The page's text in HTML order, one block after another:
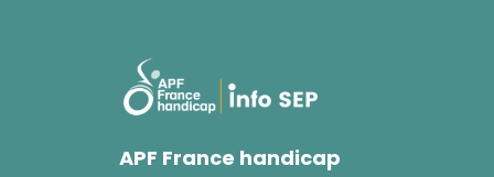
APF France handicap